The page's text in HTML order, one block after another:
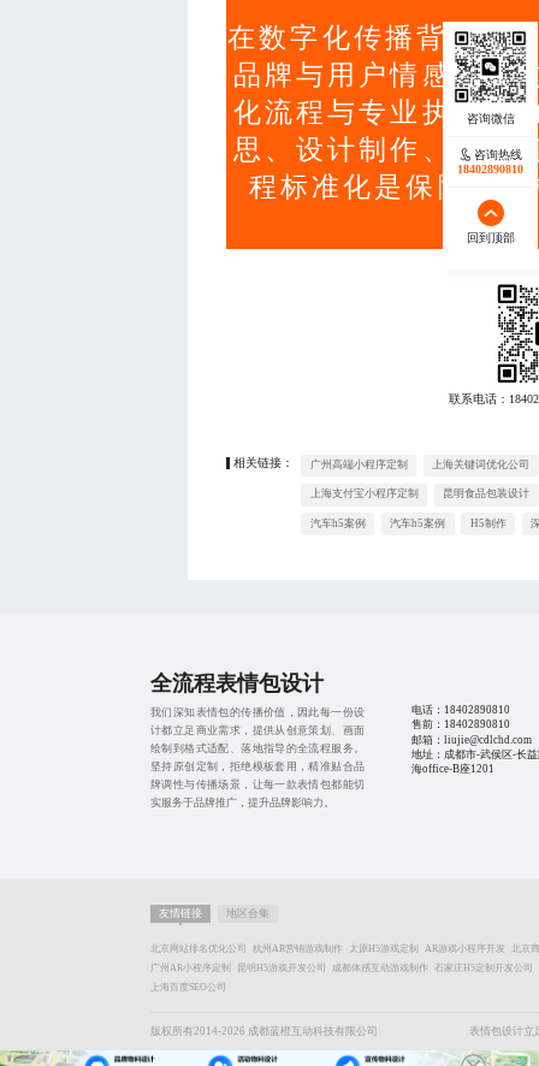
在数字化传播背景下
品牌与用户情感连接
化流程与专业执行能
思、设计制作、跨部
程标准化是保障项
联系电话：
相关链接： 广州高端小程序定制 上海关键词优化公司
上海支付宝小程序定制 昆明食品包装设计
汽车h5案例 汽车h5案例 H5制作
咨询热线
18402890810
回到顶部
全流程表情包设计
我们深知表情包的传播价值，因此每一份设
计都立足商业需求，提供从创意策划、画面
绘制到格式适配、落地指导的全流程服务。
坚持原创定制，拒绝模板套用，精准贴合品
牌调性与传播场景，让每一款表情包都能切
实服务于品牌推广，提升品牌影响力。
电话： 18402890810
售前： 18402890810
邮箱：liujie@cdlchd.com
地址：成都市-武侯区-长
海office-B座1201
友情链接 地区合集
北京网站排名优化公司 杭州AR营销游戏制作 太原H5游戏定制 AR游戏小程序开发
北京
广州AR小程序定制
昆明H5游戏开发公司 成都体感互动游戏制作 石家庄H5定制开发公司
上海百度SEO公司
版权所有2014-2026 成都蓝橙互动科技有限公司 表情包设计立